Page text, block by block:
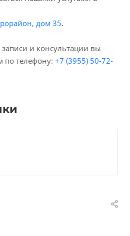
дом 35.
и консультации вы
по телефону: +7 (3955) 50-72-